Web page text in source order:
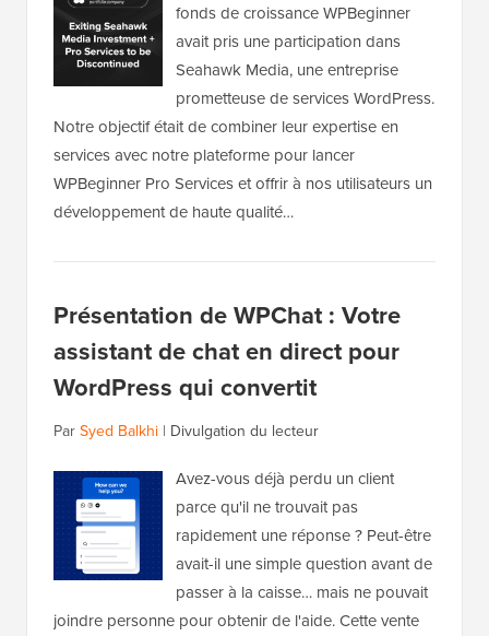
fonds de croissance WPBeginner
avait pris une participation dans
Seahawk Media, une entreprise
prometteuse de services WordPress.
Notre objectif était de combiner leur expertise en
services avec notre plateforme pour lancer
WPBeginner Pro Services et offrir à nos utilisateurs un
développement de haute qualité…
Présentation de WPChat : Votre
assistant de chat en direct pour
WordPress qui convertit
Par Syed Balkhi | Divulgation du lecteur
Avez-vous déjà perdu un client
parce qu'il ne trouvait pas
rapidement une réponse ? Peut-être
avait-il une simple question avant de
passer à la caisse… mais ne pouvait
joindre personne pour obtenir de l'aide. Cette vente